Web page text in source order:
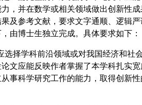
，并在数学或相关领域做出创新性
及参考文献，要求文字通顺、逻辑
由博士生独立完成。具体要求如下：
选择学科前沿领域或对我国经济和社
文应能反映作者掌握了本学科扎实
事科学研究工作的能力，取得创新